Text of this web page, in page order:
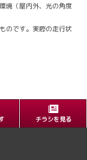
境（屋内外、光の角度
のです。実際の走行状
チラシを見る